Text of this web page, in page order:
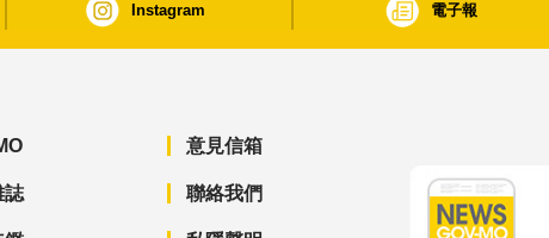
Instagram 電子報
誌
意見信箱
聯絡我們